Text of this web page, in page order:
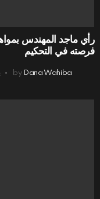
رأي ماجد المهندس
فرصته في التحكيم
by Dana Wahiba